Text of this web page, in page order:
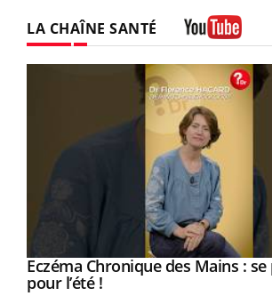
LA CHAÎNE SANTÉ
Youtube
Eczéma Chronique des Mains :
pour l’été !Youtube